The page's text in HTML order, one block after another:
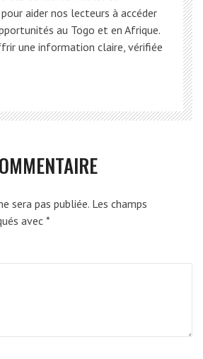
aider nos lecteurs à accéder
au Togo et en Afrique.
une information claire, vérifiée
sera pas publiée. Les champs
avec *